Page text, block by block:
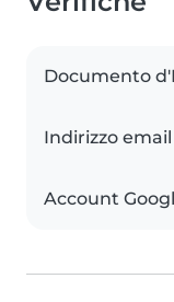
Documento
Indirizzo email
Account